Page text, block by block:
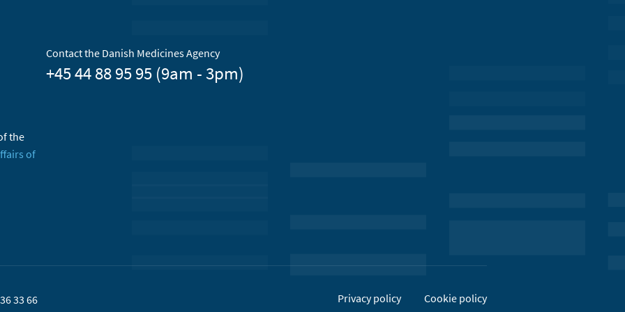
the
of
Contact the Danish Medicines Agency
+45 44 88 95 95 (9am - 3pm)
33 66 Privacy policy Cookie policy